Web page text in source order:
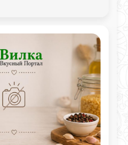
с жареными овощами